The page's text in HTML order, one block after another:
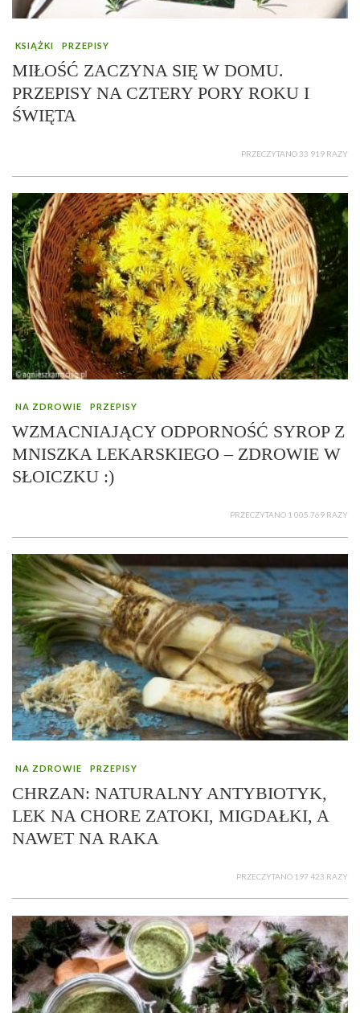
KSIĄŻKI PRZEPISY
MIŁOŚĆ ZACZYNA SIĘ W DOMU.
PRZEPISY NA CZTERY PORY ROKU I
ŚWIĘTA
PRZECZYTANO 33 919 RAZY
NA ZDROWIE PRZEPISY
WZMACNIAJĄCY ODPORNOŚĆ SYROP Z
MNISZKA LEKARSKIEGO – ZDROWIE W
SŁOICZKU :)
PRZECZYTANO 1 005 769 RAZY
NA ZDROWIE PRZEPISY
CHRZAN: NATURALNY ANTYBIOTYK,
LEK NA CHORE ZATOKI, MIGDAŁKI, A
NAWET NA RAKA
PRZECZYTANO 197 423 RAZY